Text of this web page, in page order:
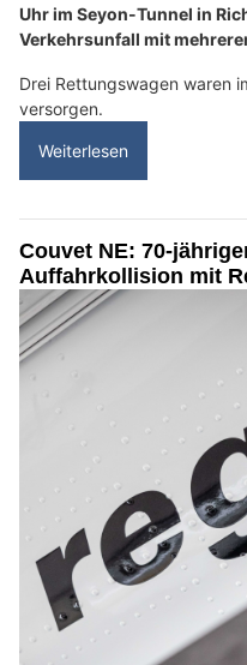
Uhr im Seyon-Tunnel in
Verkehrsunfall mit
Drei Rettungswagen waren
versorgen.
Weiterlesen
Couvet NE: 70-
Auffahrkollision mit